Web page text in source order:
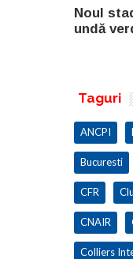
Noul
undă
Taguri
ANCPI
Bucuresti
CFR
CNAIR
Colliers